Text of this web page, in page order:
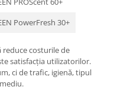
PowerFresh 30+
costurile de
satisfacția utilizatorilor.
ci de trafic, igienă, tipul